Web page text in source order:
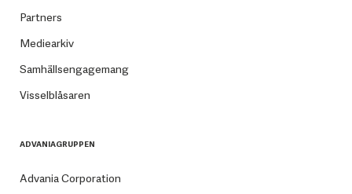
Partners
Mediearkiv
Samhällsengagemang
Visselblåsaren
ADVANIAGRUPPEN
Advania Corporation